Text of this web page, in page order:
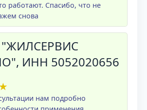
работают. Спасибо, что не
снова
ИНН 5052020656
нам подробно